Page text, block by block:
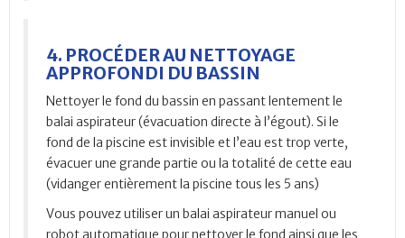
4. PROCÉDER AU NETTOYAGE
APPROFONDI DU BASSIN
Nettoyer le fond du bassin en passant lentement le
balai aspirateur (évacuation directe à l’égout). Si le
fond de la piscine est invisible et l’eau est trop verte,
évacuer une grande partie ou la totalité de cette eau
(vidanger entièrement la piscine tous les 5 ans)
Vous pouvez utiliser un balai aspirateur manuel ou
robot automatique pour nettoyer le fond ainsi que les